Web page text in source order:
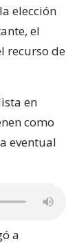
elección
el
recurso de
en
como
eventual
a